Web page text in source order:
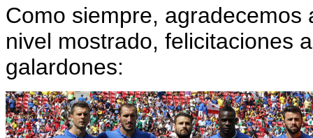
Como siempre,
nivel mostrado, felicitaciones
galardones: